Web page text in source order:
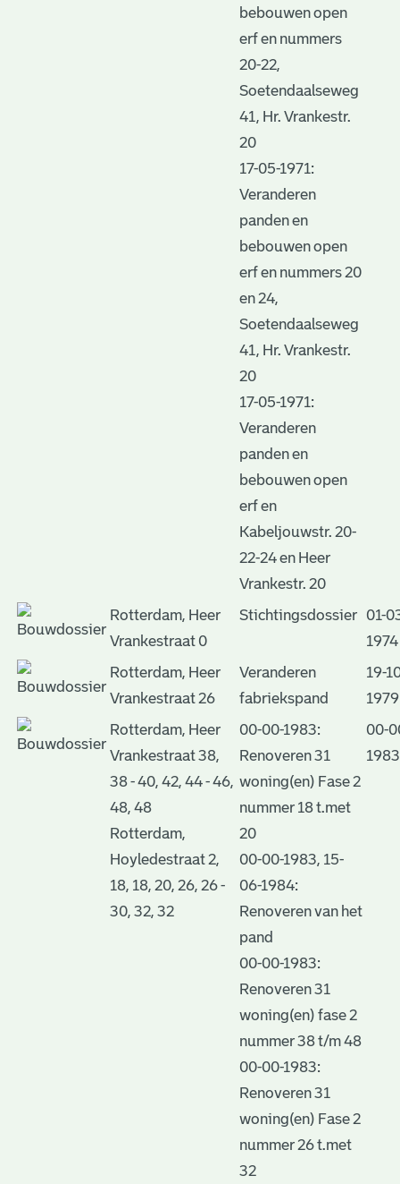
bebouwen open
erf en nummers
20-22,
Soetendaalseweg
41, Hr. Vrankestr.
20
17-05-1971:
Veranderen
panden en
bebouwen open
erf en nummers 20
en 24,
Soetendaalseweg
41, Hr. Vrankestr.
20
17-05-1971:
Veranderen
panden en
bebouwen open
erf en
Kabeljouwstr. 20-
22-24 en Heer
Vrankestr. 20
Rotterdam, Heer
Vrankestraat 0
Stichtingsdossier 01-
1974
Rotterdam, Heer
Vrankestraat 26
Veranderen
fabriekspand
19-
1979
Rotterdam, Heer
Vrankestraat 38,
38 - 40, 42, 44 - 46,
48, 48
Rotterdam,
Hoyledestraat 2,
18, 18, 20, 26, 26 -
30, 32, 32
00-00-1983:
Renoveren 31
woning(en) Fase 2
nummer 18 t.met
20
00-00-1983, 15-
06-1984:
Renoveren van het
pand
00-00-1983:
Renoveren 31
woning(en) fase 2
nummer 38 t/m 48
00-00-1983:
Renoveren 31
woning(en) Fase 2
nummer 26 t.met
32
00-
1983